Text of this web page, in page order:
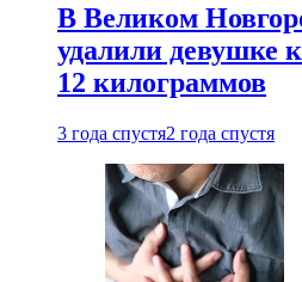
В Великом
удалили девушке
12 килограммов
3 года спустя2 года спустя